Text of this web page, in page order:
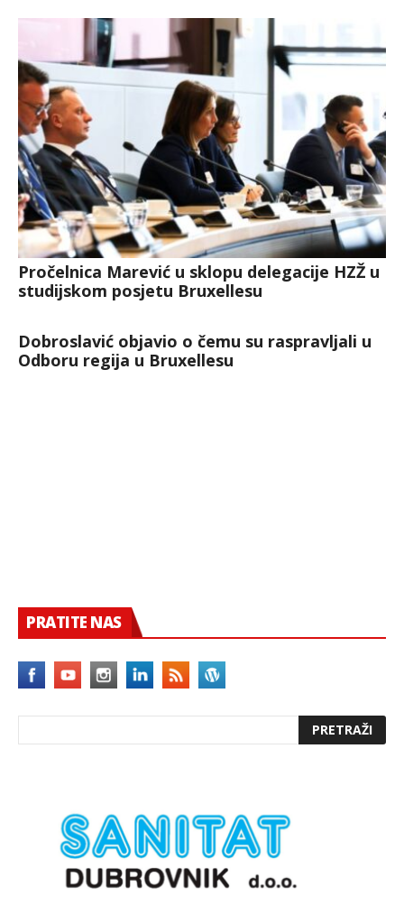
Pročelnica Marević u sklopu delegacije HZŽ u
studijskom posjetu Bruxellesu
Dobroslavić objavio o čemu su raspravljali u
Odboru regija u Bruxellesu
PRATITE NAS